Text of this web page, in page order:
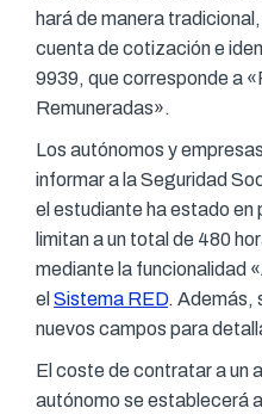
hará de manera
cuenta de cotización e
9939, que corresponde a
Remuneradas».
Los autónomos y
informar a la Seguridad
el estudiante ha estado
limitan a un total de 480
mediante la funcionalidad
el Sistema RED. Además,
nuevos campos para
El coste de contratar a un
autónomo se establecerá